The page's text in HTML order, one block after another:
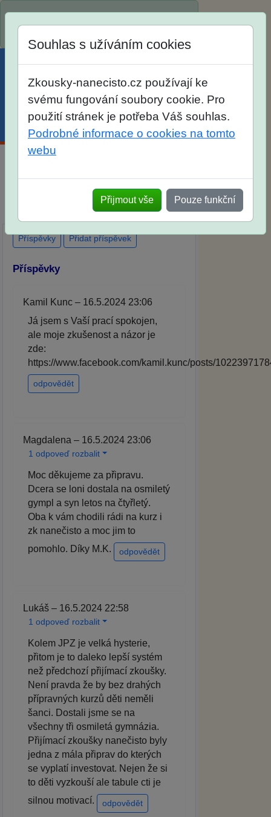
SŠ? Vaše ohlasy po skutečných
přijímacích zkouškách
Souhlas s užíváním cookies
Zkousky-nanecisto.cz používají ke
svému fungování soubory cookie. Pro
použití stránek je potřeba Váš souhlas.
Podrobné informace o cookies na tomto
webu
Přijmout vše Pouze funkční
Příspěvky Přidat příspěvek
Příspěvky
Kamil Kunc – 16.5.2024 23:06
Já jsem s Vaší prací spokojen,
ale moje zkušenost a názor je
zde:
https://www.facebook.com/kamil.kunc/posts/
odpovědět
Magdalena – 16.5.2024 23:06
1 odpoveď rozbalit
Moc děkujeme za připravu.
Dcera se loni dostala na osmiletý
gympl a syn letos na čtyřletý.
Oba k vám chodili rádi na kurz i
zk nanečisto a moc jim to
pomohlo. Díky M.K.
odpovědět
Lukáš – 16.5.2024 22:58
1 odpoveď rozbalit
Kolem JPZ je velká hysterie,
přitom je to daleko lepší systém
než předchozí přijímací zkoušky.
Není pravda že by bez drahých
přípravných kurzů děti neměli
šanci. Dostali jsme se na
všechny tři osmiletá gymnázia.
Přijímací zkoušky nanečisto byly
jedna z mála připrav do kterých
se vyplatí investovat. Nejen že si
to děti vyzkouší ale tabule cti je
silnou motivací.
odpovědět